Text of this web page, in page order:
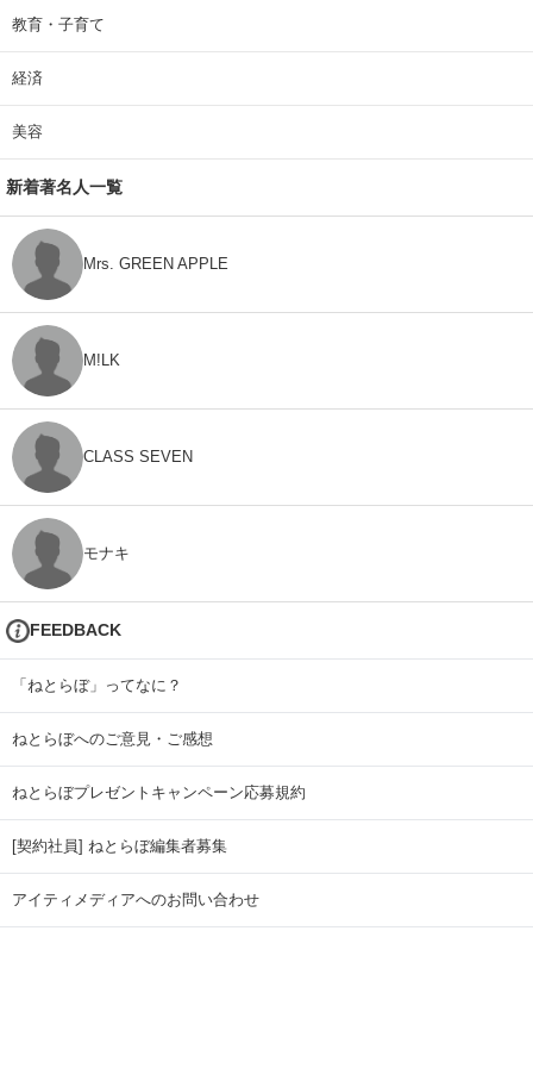
教育・子育て
経済
美容
新着著名人一覧
Mrs. GREEN APPLE
M!LK
CLASS SEVEN
モナキ
FEEDBACK
「ねとらぼ」ってなに？
ねとらぼへのご意見・ご感想
ねとらぼプレゼントキャンペーン応募規約
[契約社員] ねとらぼ編集者募集
アイティメディアへのお問い合わせ